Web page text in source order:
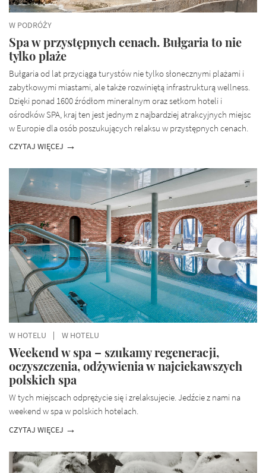
W PODRÓŻY
Spa w przystępnych cenach. Bułgaria to nie
tylko plaże
Bułgaria od lat przyciąga turystów nie tylko słonecznymi plażami i
zabytkowymi miastami, ale także rozwiniętą infrastrukturą wellness.
Dzięki ponad 1600 źródłom mineralnym oraz setkom hoteli i
ośrodków SPA, kraj ten jest jednym z najbardziej atrakcyjnych miejsc
w Europie dla osób poszukujących relaksu w przystępnych cenach.
CZYTAJ WIĘCEJ
W HOTELU W HOTELU
Weekend w spa – szukamy regeneracji,
oczyszczenia, odżywienia w najciekawszych
polskich spa
W tych miejscach odprężycie się i zrelaksujecie. Jedźcie z nami na
weekend w spa w polskich hotelach.
CZYTAJ WIĘCEJ